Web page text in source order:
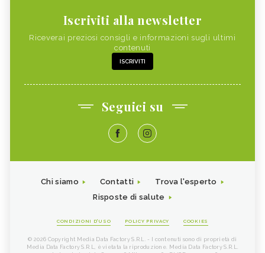
Iscriviti alla newsletter
Riceverai preziosi consigli e informazioni sugli ultimi
contenuti
ISCRIVITI
Seguici su
Chi siamo Contatti
Trova l'esperto
Risposte di salute
CONDIZIONI D'USO POLICY PRIVACY COOKIES
© 2026 Copyright Media Data Factory S.R.L. - I contenuti sono di proprietà di
Media Data Factory S.R.L, è vietata la riproduzione. Media Data Factory S.R.L.